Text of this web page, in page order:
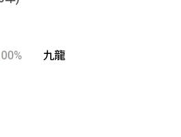
九龍